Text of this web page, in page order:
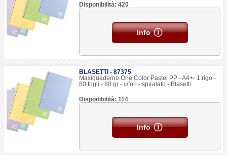
Disponibilità: 420
Info
BLASETTI - 87375
Maxiquaderno One Color Pastel PP - A4+- 1 rigo -
80 fogli - 80 gr - c/fori - spiralato - Blasetti
Disponibilità: 114
Info